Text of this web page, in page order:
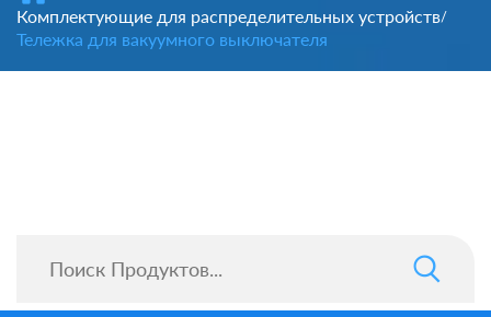
Комплектующие для распределительных устройств/
Тележка для вакуумного выключателя